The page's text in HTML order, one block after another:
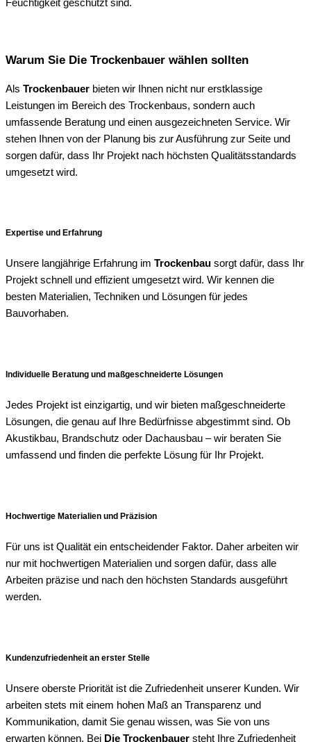
Feuchtigkeit geschützt sind.
Warum Sie Die Trockenbauer wählen sollten
Als Trockenbauer bieten wir Ihnen nicht nur erstklassige
Leistungen im Bereich des Trockenbaus, sondern auch
umfassende Beratung und einen ausgezeichneten Service. Wir
stehen Ihnen von der Planung bis zur Ausführung zur Seite und
sorgen dafür, dass Ihr Projekt nach höchsten Qualitätsstandards
umgesetzt wird.
Expertise und Erfahrung
Unsere langjährige Erfahrung im Trockenbau sorgt dafür, dass Ihr
Projekt schnell und effizient umgesetzt wird. Wir kennen die
besten Materialien, Techniken und Lösungen für jedes
Bauvorhaben.
Individuelle Beratung und maßgeschneiderte Lösungen
Jedes Projekt ist einzigartig, und wir bieten maßgeschneiderte
Lösungen, die genau auf Ihre Bedürfnisse abgestimmt sind. Ob
Akustikbau, Brandschutz oder Dachausbau – wir beraten Sie
umfassend und finden die perfekte Lösung für Ihr Projekt.
Hochwertige Materialien und Präzision
Für uns ist Qualität ein entscheidender Faktor. Daher arbeiten wir
nur mit hochwertigen Materialien und sorgen dafür, dass alle
Arbeiten präzise und nach den höchsten Standards ausgeführt
werden.
Kundenzufriedenheit an erster Stelle
Unsere oberste Priorität ist die Zufriedenheit unserer Kunden. Wir
arbeiten stets mit einem hohen Maß an Transparenz und
Kommunikation, damit Sie genau wissen, was Sie von uns
erwarten können. Bei Die Trockenbauer steht Ihre Zufriedenheit